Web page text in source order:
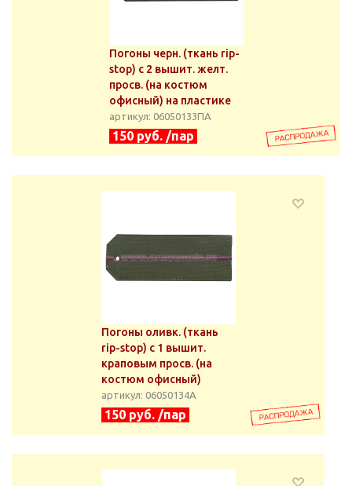
Погоны черн. (ткань rip-
stop) с 2 вышит. желт.
просв. (на костюм
офисный) на пластике
артикул: 06050133ПА
150 руб. /пар
Погоны оливк. (ткань
rip-stop) с 1 вышит.
краповым просв. (на
костюм офисный)
артикул: 06050134А
150 руб. /пар